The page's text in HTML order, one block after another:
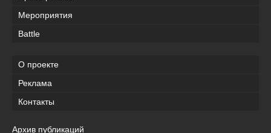
Мероприятия
Battle
О проекте
Реклама
Контакты
Архив публикаций